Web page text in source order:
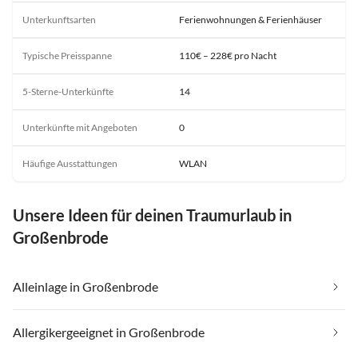
Unterkunftsarten Ferienwohnungen & Ferienhäuser
Typische Preisspanne 110€ – 228€ pro Nacht
5-Sterne-Unterkünfte 14
Unterkünfte mit Angeboten 0
Häufige Ausstattungen WLAN
Unsere Ideen für deinen Traumurlaub in
Großenbrode
Alleinlage in Großenbrode
Allergikergeeignet in Großenbrode